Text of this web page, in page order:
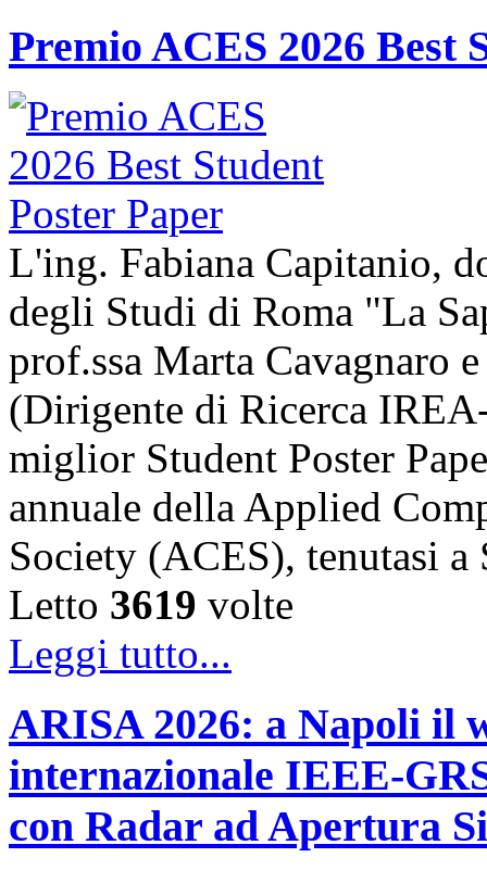
Premio ACES 2026 Best
L'ing. Fabiana Capitanio,
degli Studi di Roma "La
prof.ssa Marta Cavagnaro
(Dirigente di Ricerca
miglior Student Poster
annuale della Applied
Society (ACES), tenutasi
Letto 3619 volte
Leggi tutto...
ARISA 2026: a Napoli il
internazionale IEEE-
con Radar ad Apertura